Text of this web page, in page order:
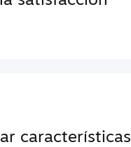
características